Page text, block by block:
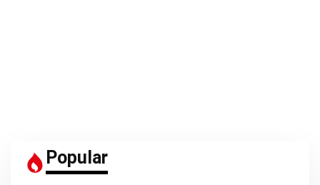
Popular